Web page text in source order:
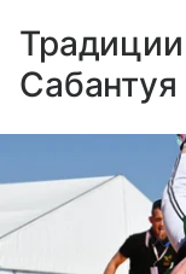
Сабантуя